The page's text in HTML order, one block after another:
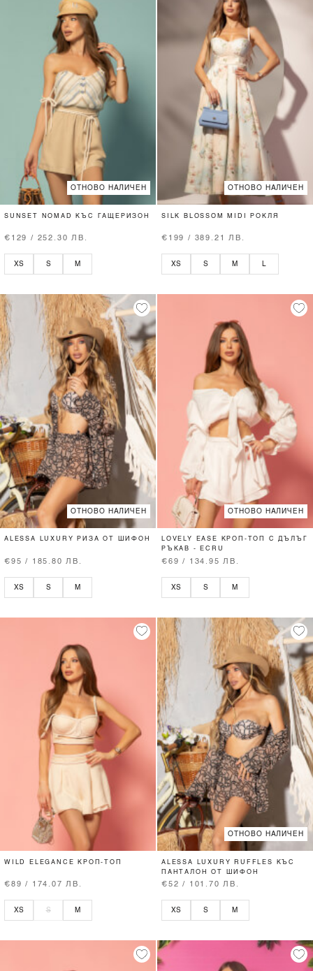
ОТНОВО НАЛИЧЕН
SUNSET NOMAD КЪС ГАЩЕРИЗОН
€129 / 252.30 ЛВ.
XS S M
ОТНОВО НАЛИЧЕН
SILK BLOSSOM MIDI РОКЛЯ
€199 / 389.21 ЛВ.
XS S M L
ОТНОВО НАЛИЧЕН
ALESSA LUXURY РИЗА ОТ ШИФОН
€95 / 185.80 ЛВ.
XS S M
ОТНОВО НАЛИЧЕН
LOVELY EASE КРОП-ТОП С ДЪЛЪГ
РЪКАВ - ECRU
€69 / 134.95 ЛВ.
XS S M
WILD ELEGANCE КРОП-ТОП
€89 / 174.07 ЛВ.
XS S M
ОТНОВО НАЛИЧЕН
ALESSA LUXURY RUFFLES КЪС
ПАНТАЛОН ОТ ШИФОН
€52 / 101.70 ЛВ.
XS S M